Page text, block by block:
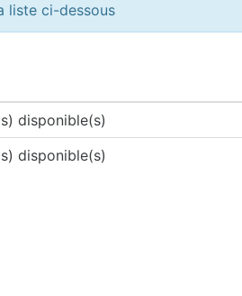
liste ci-dessous
disponible(s)
disponible(s)